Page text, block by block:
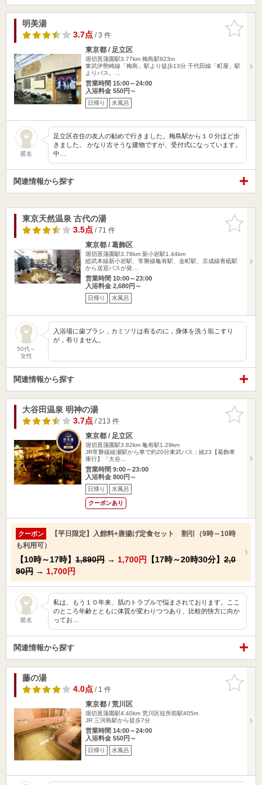
お気に入
りに追加
明美湯
3.7点/ 3 件
東京都 / 足立区
堀切菖蒲園駅3.77km 梅島駅923m
東武伊勢崎線「梅島」駅より徒歩13分 千代田線「町屋」駅
よりバス。…
営業時間 15:00～24:00
入浴料金 550円～
日帰り 水風呂
匿名
足立区在住の友人の勧めで行きました。梅島駅から１０分ほど歩
きました。 かなり古そうな建物ですが、受付式になっています。
中…
関連情報から探す
お気に入
りに追加
東京天然温泉 古代の湯
3.5点/ 71 件
東京都 / 葛飾区
堀切菖蒲園駅3.78km 新小岩駅1.44km
総武本線新小岩駅、常磐線亀有駅、金町駅、京成線青砥駅
から送迎バスが発…
営業時間 10:00～23:00
入浴料金 2,680円～
日帰り 水風呂
50代～
女性
入浴場に歯ブラシ，カミソリは有るのに，身体を洗う垢こすり
が，有りません。
関連情報から探す
お気に入
りに追加
大谷田温泉 明神の湯
3.7点/ 213 件
東京都 / 足立区
堀切菖蒲園駅3.82km 亀有駅1.29km
JR常磐線綾瀬駅から車で約20分東武バス：綾23【葛飾車
庫行】「大谷…
営業時間 9:00～23:00
入浴料金 800円～
日帰り 水風呂
クーポンあり
クーポン
【平日限定】入館料+唐揚げ定食セット 割引（9時～10時
も利用可）
【10時～17時】 1,890円 → 1,700円 【17時～20時30分】 2,0
90円 → 1,700円
匿名
私は、もう１０年来、肌のトラブルで悩まされております。ここ
のところ年齢とともに体質が変わりつつあり、比較的快方に向か
ってお…
関連情報から探す
お気に入
りに追加
藤の湯
4.0点/ 1 件
東京都 / 荒川区
堀切菖蒲園駅4.40km 荒川区役所前駅405m
JR 三河島駅から徒歩7分
営業時間 14:00～24:00
入浴料金 550円～
日帰り 水風呂